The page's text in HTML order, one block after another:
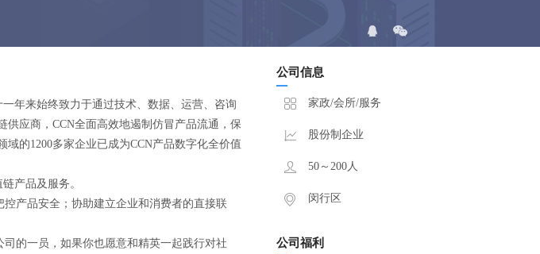
年来始终致力于通过技术、数据、运营、咨询
应商，CCN全面高效地遏制仿冒产品流通，保
的1200多家企业已成为CCN产品数字化全价值
产品及服务。
产品安全；协助建立企业和消费者的直接联
的一员，如果你也愿意和精英一起践行对社
公司信息
家政/会所/服务
股份制企业
50～200人
闵行区
公司福利